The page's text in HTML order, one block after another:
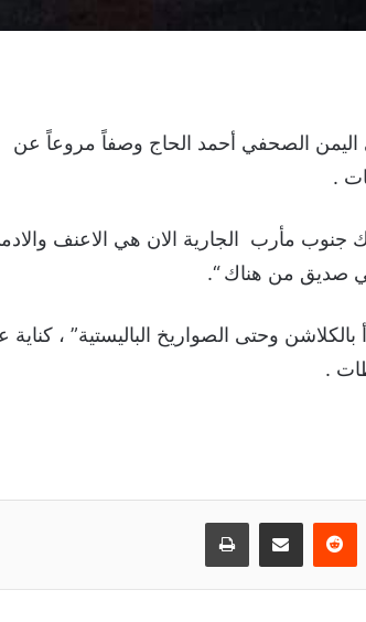
الصحفي أحمد الحاج وصفاً مروعاً عن
.
جنوب مأرب الجارية الان هي الاعنف
صديق من هناك “.
بالكلاشن وحتى الصواريخ الباليستية” ، كناية
.
‏Reddit مشاركة عبر البريد طباعة